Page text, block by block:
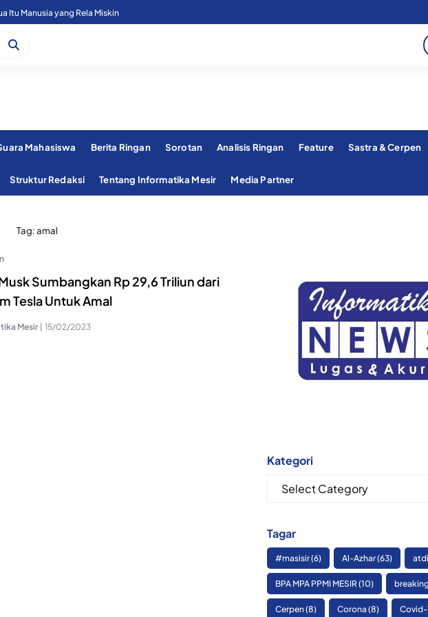
Itu Manusia yang Rela Miskin
Mahasiswa Berita Ringan Sorotan Analisis Ringan Feature Sastra & Cerpen
Struktur Redaksi Tentang Informatika Mesir Media Partner
Tag:amal
Sumbangkan Rp 29,6 Triliun dari
Tesla Untuk Amal
Mesir 15/02/2023
Kategori
Kategori
Tagar
#masisir(6) Al-Azhar(63)
BPA MPA PPMI MESIR(10)
Cerpen(8) Corona (8) Covid-